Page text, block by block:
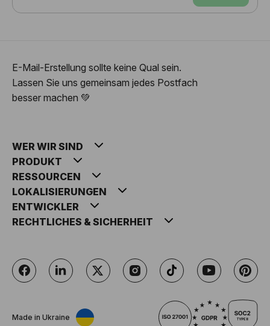
E-Mail-Erstellung sollte keine Qual sein.
Lassen Sie uns gemeinsam jedes Postfach
besser machen 💚
WER WIR SIND
PRODUKT
RESSOURCEN
LOKALISIERUNGEN
ENTWICKLER
RECHTLICHES & SICHERHEIT
Made in Ukraine